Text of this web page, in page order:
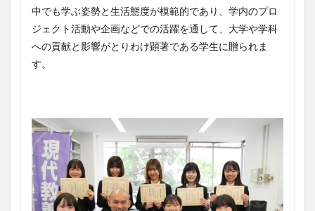
中でも学ぶ姿勢と生活態度が模範的であり、学内のプロ
ジェクト活動や企画などでの活躍を通して、大学や学科
への貢献と影響がとりわけ顕著である学生に贈られま
す。